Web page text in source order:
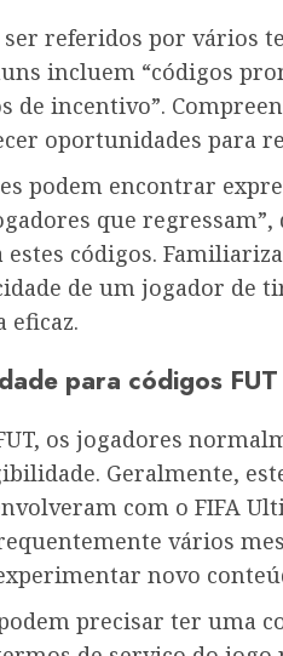
ser referidos por vários
incluem “códigos
de incentivo”.
oportunidades para
podem encontrar
que
estes códigos.
de um jogador de
eficaz.
para códigos FUT
os jogadores
Geralmente,
com o FIFA
vários
novo
precisar ter uma